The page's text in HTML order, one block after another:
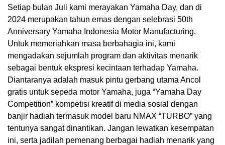
Setiap bulan Juli kami merayakan Yamaha Day, dan di
2024 merupakan tahun emas dengan selebrasi 50th
Anniversary Yamaha Indonesia Motor Manufacturing.
Untuk memeriahkan masa berbahagia ini, kami
mengadakan sejumlah program dan aktivitas menarik
sebagai bentuk ekspresi kecintaan terhadap Yamaha.
Diantaranya adalah masuk pintu gerbang utama Ancol
gratis untuk sepeda motor Yamaha, juga “Yamaha Day
Competition” kompetisi kreatif di media sosial dengan
banjir hadiah termasuk model baru NMAX “TURBO” yang
tentunya sangat dinantikan. Jangan lewatkan kesempatan
ini, serta jadilah pemenang berbagai hadiah menarik yang